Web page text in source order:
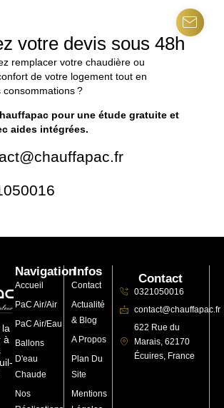
votre devis sous 48h
remplacer votre chaudière ou
de votre logement tout en
consommations ?
pour une étude gratuite et
aides intégrées.
la
à
Navigation
Accueil
PaC Air/Air
PaC Air/Eau
Ballons
D'eau
Chaude
Nos
Infos
Contact
Actualité
& Blog
A Propos
Plan Du
Site
Mentions
Contact
0321050016
contact@chauffapac.fr
622 Rue du
Marais, 62170
Écuires, France